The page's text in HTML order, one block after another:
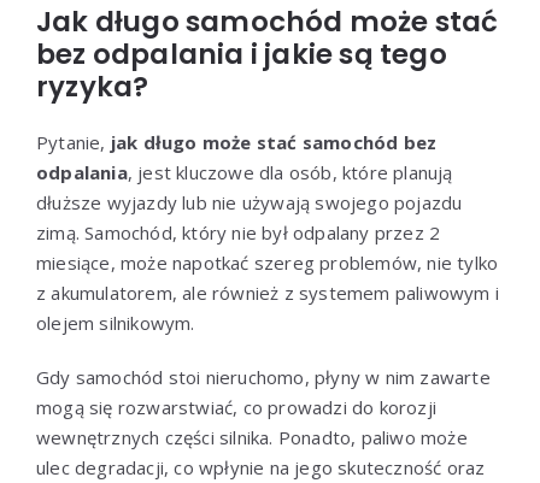
Jak długo samochód może stać
bez odpalania i jakie są tego
ryzyka?
Pytanie, jak długo może stać samochód bez
odpalania, jest kluczowe dla osób, które planują
dłuższe wyjazdy lub nie używają swojego pojazdu
zimą. Samochód, który nie był odpalany przez 2
miesiące, może napotkać szereg problemów, nie tylko
z akumulatorem, ale również z systemem paliwowym i
olejem silnikowym.
Gdy samochód stoi nieruchomo, płyny w nim zawarte
mogą się rozwarstwiać, co prowadzi do korozji
wewnętrznych części silnika. Ponadto, paliwo może
ulec degradacji, co wpłynie na jego skuteczność oraz